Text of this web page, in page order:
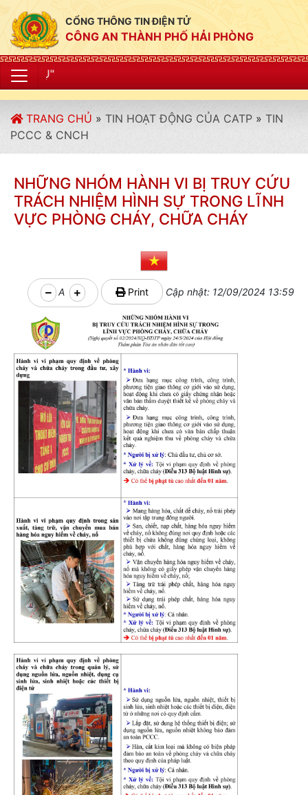
CỔNG THÔNG TIN ĐIỆN TỬ
CÔNG AN THÀNH PHỐ HẢI PHÒNG
TRANG CHỦ » TIN HOẠT ĐỘNG CỦA CATP » TIN
PCCC & CNCH
NHỮNG NHÓM HÀNH VI BỊ TRUY CỨU
TRÁCH NHIỆM HÌNH SỰ TRONG LĨNH
VỰC PHÒNG CHÁY, CHỮA CHÁY
A Print Cập nhật: 12/09/2024 13:59